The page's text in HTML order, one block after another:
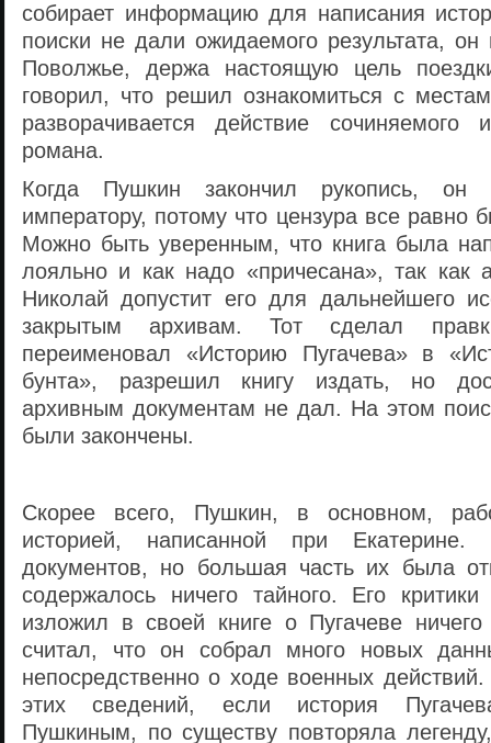
собирает информацию для написания
поиски не дали ожидаемого результата,
Поволжье, держа настоящую цель
говорил, что решил ознакомиться с
разворачивается действие сочиняемого
романа.
Когда Пушкин закончил рукопись,
императору, потому что цензура все равно
Можно быть уверенным, что книга была
лояльно и как надо «причесана», так как
Николай допустит его для дальнейшего
закрытым архивам. Тот сделал
переименовал «Историю Пугачева» в
бунта», разрешил книгу издать, но
архивным документам не дал. На этом
были закончены.
Скорее всего, Пушкин, в основном,
историей, написанной при
документов, но большая часть их была
содержалось ничего тайного. Его
изложил в своей книге о Пугачеве
считал, что он собрал много новых
непосредственно о ходе военных
этих сведений, если история
Пушкиным, по существу повторяла